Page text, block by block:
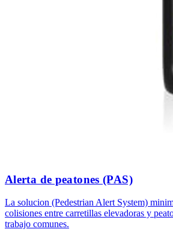
Alerta de peatones (PAS)
La solucion (Pedestrian Alert System)
colisiones entre carretillas elevadoras y
trabajo comunes.